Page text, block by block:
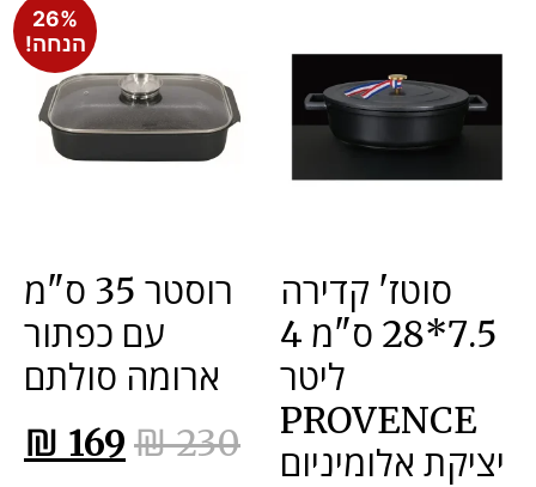
סוטז' קדירה
7.5*28 ס"מ 4
ליטר
PROVENCE
יציקת אלומיניום
26%
הנחה!
רוסטר 35 ס"מ
עם כפתור
ארומה סולתם
230
₪
169
₪